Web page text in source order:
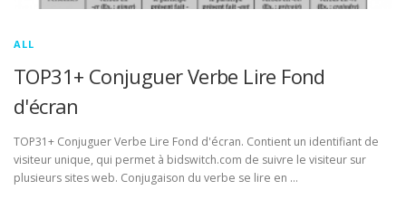
ALL
TOP31+ Conjuguer Verbe Lire Fond
d'écran
TOP31+ Conjuguer Verbe Lire Fond d'écran. Contient un identifiant de
visiteur unique, qui permet à bidswitch.com de suivre le visiteur sur
plusieurs sites web. Conjugaison du verbe se lire en …